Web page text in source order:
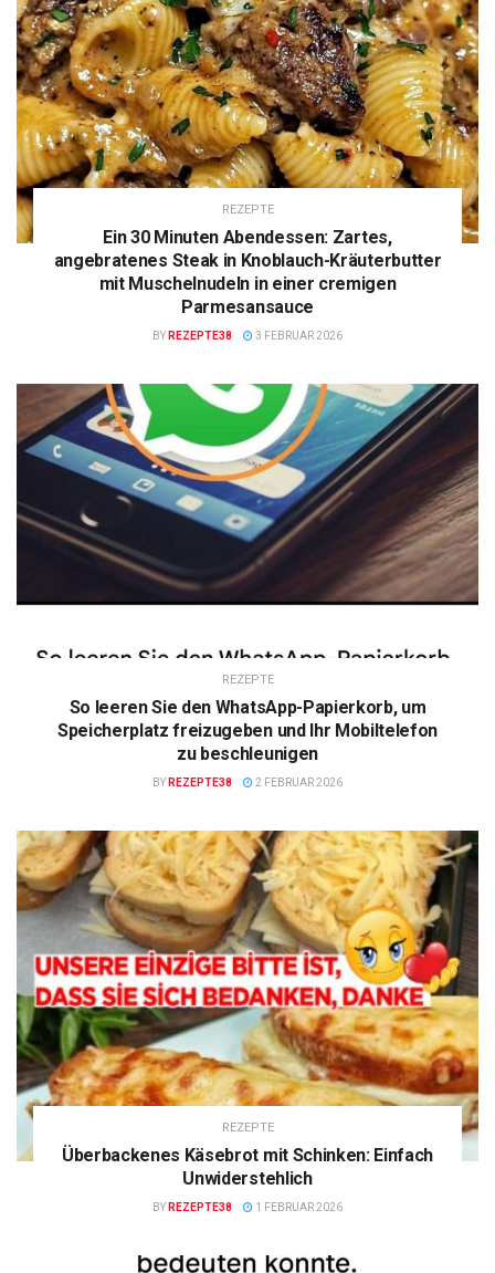
REZEPTE
Ein 30 Minuten Abendessen: Zartes,
angebratenes Steak in Knoblauch-Kräuterbutter
mit Muschelnudeln in einer cremigen
Parmesansauce
BY REZEPTE38 3 FEBRUAR 2026
REZEPTE
So leeren Sie den WhatsApp-Papierkorb, um
Speicherplatz freizugeben und Ihr Mobiltelefon
zu beschleunigen
BY REZEPTE38 2 FEBRUAR 2026
REZEPTE
Überbackenes Käsebrot mit Schinken: Einfach
Unwiderstehlich
BY REZEPTE38 1 FEBRUAR 2026